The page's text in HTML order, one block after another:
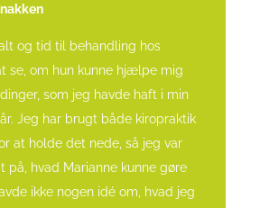
og tid til behandling hos
se, om hun kunne hjælpe mig
som jeg havde haft i min
Jeg har brugt både kiropraktik
at holde det nede, så jeg var
hvad Marianne kunne gøre
ikke nogen idé om, hvad jeg